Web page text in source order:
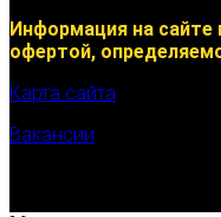
Информация на сайте
офертой,
Карта сайта
Вакансии